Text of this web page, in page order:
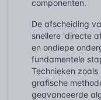
componenten.
De afscheiding
snellere 'directe
en ondiepe
fundamentele
Technieken
grafische
geavanceerde